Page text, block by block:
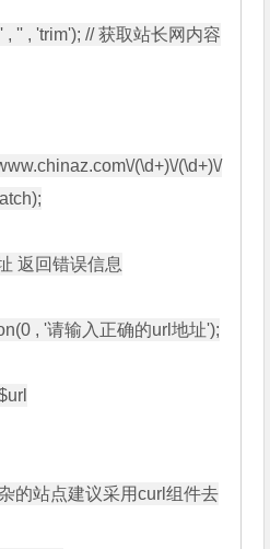
'' , 'trim'); // 获取站长网内容
(\d+)\/(\d+)\/
返回错误信息
的站点建议采用curl组件去